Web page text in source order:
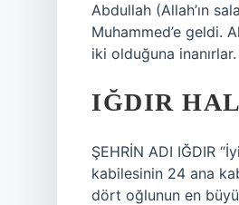
Abdullah (Allah’ın
Muhammed’e geldi.
iki olduğuna inanırlar.
IĞDIR
ŞEHRİN ADI IĞDIR
kabilesinin 24 ana
dört oğlunun en